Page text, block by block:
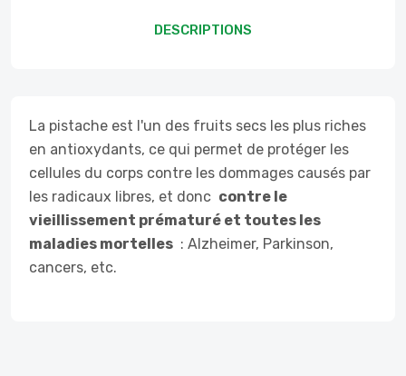
DESCRIPTIONS
La pistache est l'un des fruits secs les plus riches
en antioxydants, ce qui permet de protéger les
cellules du corps contre les dommages causés par
les radicaux libres, et donc contre le
vieillissement prématuré et toutes les
maladies mortelles : Alzheimer, Parkinson,
cancers, etc.